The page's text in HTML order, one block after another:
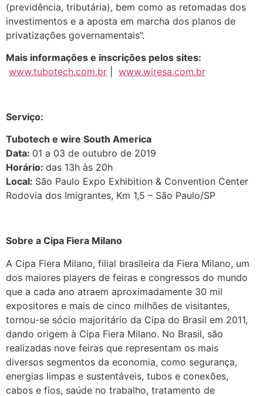
(previdência, tributária), bem como as retomadas dos
investimentos e a aposta em marcha dos planos de
privatizações governamentais”.
Mais informações e inscrições pelos sites:
www.tubotech.com.br
www.wiresa.com.br
Serviço:
Tubotech e wire South America
Data: 01 a 03 de outubro de 2019
Horário: das 13h às 20h
Local: São Paulo Expo Exhibition & Convention Center
Rodovia dos Imigrantes, Km 1,5 – São Paulo/SP
Sobre a Cipa Fiera Milano
A Cipa Fiera Milano, filial brasileira da Fiera Milano, um
dos maiores players de feiras e congressos do mundo
que a cada ano atraem aproximadamente 30 mil
expositores e mais de cinco milhões de visitantes,
tornou-se sócio majoritário da Cipa do Brasil em 2011,
dando origem à Cipa Fiera Milano. No Brasil, são
realizadas nove feiras que representam os mais
diversos segmentos da economia, como segurança,
energias limpas e sustentáveis, tubos e conexões,
cabos e fios, saúde no trabalho, tratamento de